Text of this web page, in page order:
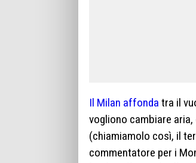
Il Milan affonda tra il
vogliono cambiare
(chiamiamolo così, il
commentatore per i